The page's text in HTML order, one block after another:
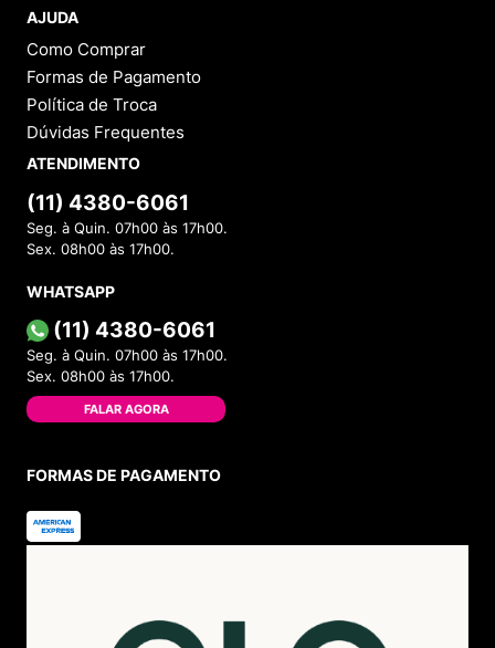
AJUDA
Como Comprar
Formas de Pagamento
Política de Troca
Dúvidas Frequentes
ATENDIMENTO
(11) 4380-6061
Seg. à Quin. 07h00 às 17h00.
Sex. 08h00 às 17h00.
WHATSAPP
(11) 4380-6061
Seg. à Quin. 07h00 às 17h00.
Sex. 08h00 às 17h00.
FALAR AGORA
FORMAS DE PAGAMENTO